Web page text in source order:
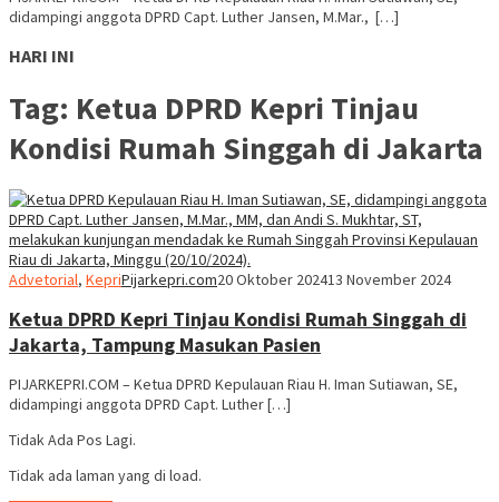
didampingi anggota DPRD Capt. Luther Jansen, M.Mar., […]
HARI INI
Tag: Ketua DPRD Kepri Tinjau
Kondisi Rumah Singgah di Jakarta
Advetorial, KepriPijarkepri.com20 Oktober 202413 November 2024
Ketua DPRD Kepri Tinjau Kondisi Rumah Singgah di
Jakarta, Tampung Masukan Pasien
PIJARKEPRI.COM – Ketua DPRD Kepulauan Riau H. Iman Sutiawan, SE,
didampingi anggota DPRD Capt. Luther […]
Tidak Ada Pos Lagi.
Tidak ada laman yang di load.